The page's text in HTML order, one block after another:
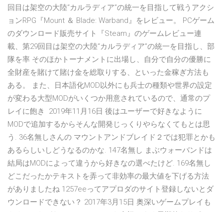
回目は架空の大陸“カルラディア”の統一を目指して戦うアクシ
ョンRPG『Mount ＆ Blade: Warband』をレビュー。 PCゲーム
のダウンロード販売サイト『Steam』のゲームレビュー連
載、第29回目は架空の大陸“カルラディア”の統一を目指し、部
隊を率 そのほかトーナメントに出場し、自分で自分の優勝に
全財産を賭けて賭け金を総取りする、といった金稼ぎ方法も
ある。 また、日本語化MOD以外にも兵士の種類や世界の設定
が変わる大型MODがいくつか用意されているので、通常のプ
レイに飽き 2019年11月16日 後はユーザーで好きなように
MODで追加するからそんな開発じっくりやらなくてもとは思
う. 36名無しさんの マウントアンドブレイド２では犯罪とかも
あるらしいしどうなるのかな. 147名無し まぶウォーバンドは
結局はMODによって違うから好きなの選べたけど. 169名無し
どこだったかテキストを弄って非効率の最大値を下げる方法
がありましたね 1257eeってアプロダのサイト登録しないとダ
ウンロードできない？ 2017年3月15日 奥深いゲームプレイも